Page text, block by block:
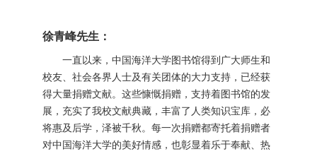
徐青峰先生：
一直以来，中国海洋大学图书馆得到广大师生和
校友、社会各界人士及有关团体的大力支持，已经获
得大量捐赠文献。这些慷慨捐赠，支持着图书馆的发
展，充实了我校文献典藏，丰富了人类知识宝库，必
将惠及后学，泽被千秋。每一次捐赠都寄托着捐赠者
对中国海洋大学的美好情感，也彰显着乐于奉献、热